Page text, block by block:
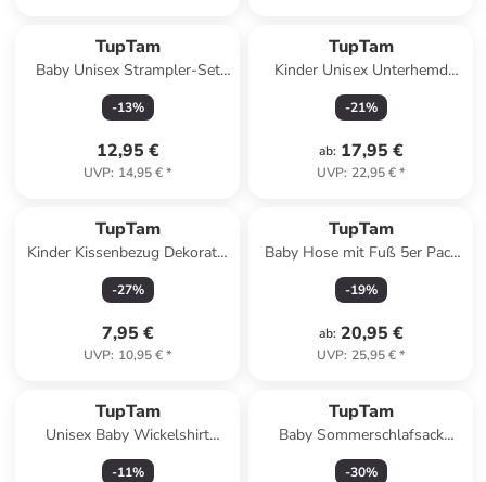
TupTam
Baby Unisex Strampler-Set
mit Aufdruck Spruch 2-tlg in
weiß/beige
-13%
12,95 €
UVP: 14,95 €*
TupTam
Kinder Unisex Unterhemd
Langarm 3er Pack in weiß
-21%
ab: 17,95 €
UVP: 22,95 €*
TupTam
Kinder Kissenbezug Dekorativ
Gemustert in weiß/beige
-27%
7,95 €
UVP: 10,95 €*
TupTam
Baby Hose mit Fuß 5er Pack
in blau/grau
-19%
ab: 20,95 €
UVP: 25,95 €*
TupTam
Unisex Baby Wickelshirt
Langarm 5er Pack in blau/grau
-11%
TupTam
Baby Sommerschlafsack
Kleine Kinder in grau
-30%